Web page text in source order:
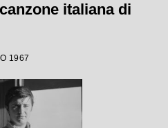
italiana di
1967